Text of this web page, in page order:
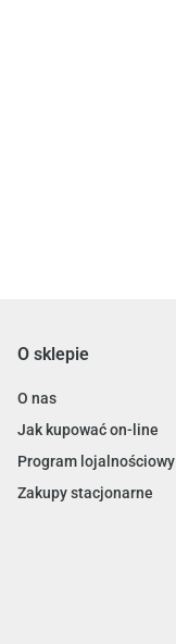
O sklepie
O nas
Jak kupować on-line
Program lojalnościowy
Zakupy stacjonarne